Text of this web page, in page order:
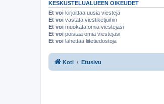
KESKUSTELUALUEEN OIKEUDET
Et voi kirjoittaa uusia viestejä
Et voi vastata viestiketjuihin
Et voi muokata omia viestejäsi
Et voi poistaa omia viestejäsi
Et voi lähettää liitetiedostoja
Koti Etusivu